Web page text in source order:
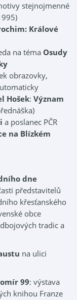
stejnojmenné
Králové
na téma Osudy
Hošek: Význam
a poslanec PČR
na Blízkém
dne
představitelů
křesťanského
obce
tradic a
na ulici
99: výstava
knihou Franze